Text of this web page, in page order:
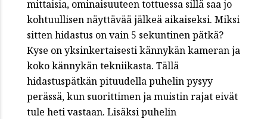
mittaisia, ominaisuuteen tottuessa sillä saa jo
kohtuullisen näyttävää jälkeä aikaiseksi. Miksi
sitten hidastus on vain 5 sekuntinen pätkä?
Kyse on yksinkertaisesti kännykän kameran ja
koko kännykän tekniikasta. Tällä
hidastuspätkän pituudella puhelin pysyy
perässä, kun suorittimen ja muistin rajat eivät
tule heti vastaan. Lisäksi puhelin